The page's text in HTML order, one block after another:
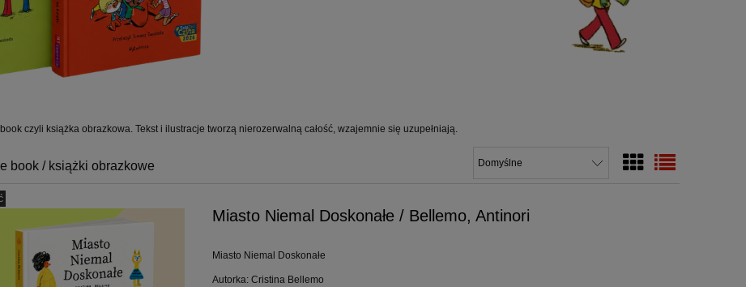
czyli książka obrazkowa. Tekst i ilustracje tworzą nierozerwalną całość, wzajemnie się uzupełniają.
book / książki obrazkowe
Miasto Niemal Doskonałe / Bellemo, Antinori
Miasto Niemal Doskonałe
Autorka: Cristina Bellemo